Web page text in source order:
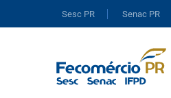
Sesc PR Senac PR